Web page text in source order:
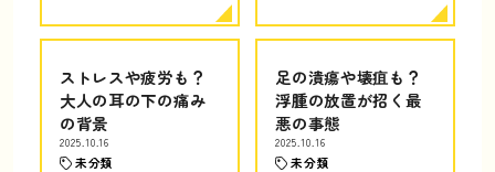
ストレスや疲労も？
大人の耳の下の痛み
の背景
2025.10.16
未分類
足の潰瘍や壊疽も？
浮腫の放置が招く最
悪の事態
2025.10.16
未分類